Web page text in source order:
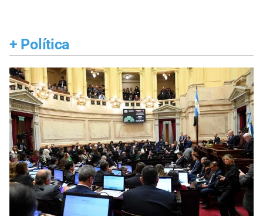
+ Política